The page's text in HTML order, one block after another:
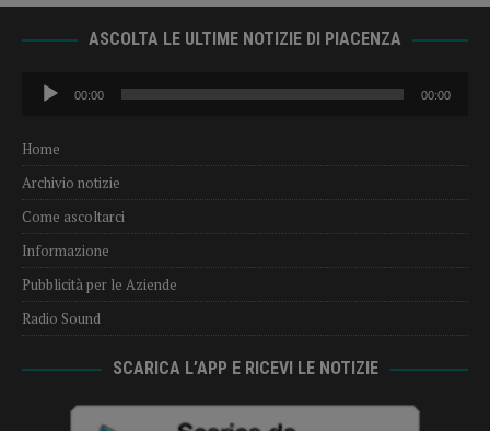
ASCOLTA LE ULTIME NOTIZIE DI PIACENZA
Audio
Player
00:00 00:00
Home
Archivio notizie
Come ascoltarci
Informazione
Pubblicità per le Aziende
Radio Sound
SCARICA L’APP E RICEVI LE NOTIZIE